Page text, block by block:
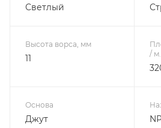
Светлый
Высота ворса, мм
11
/
Основа
Джут